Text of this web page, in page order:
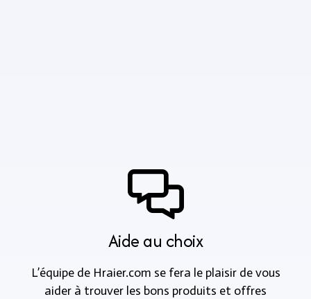
Aide au choix
L’équipe de Hraier.com se fera le plaisir de vous
aider à trouver les bons produits et offres